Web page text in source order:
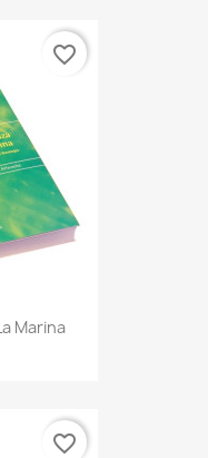
Marina
favorite_border
favorite_border